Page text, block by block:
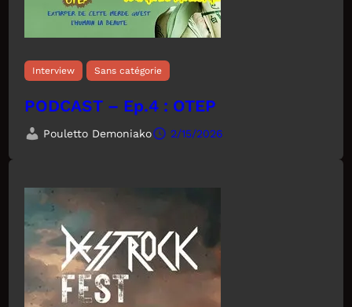
Interview Sans catégorie
PODCAST – Ep.4 : OTEP
Pouletto Demoniako 2/15/2026